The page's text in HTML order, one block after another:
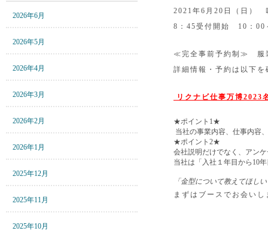
2026年6月
2026年5月
2026年4月
2026年3月
2026年2月
2026年1月
2025年12月
2025年11月
2025年10月
2021年6月20日（日）
8：45受付開始 10：00
≪完全事前予約制≫ 服
詳細情報・予約は以下
リクナビ仕事万博2023
★ポイント1★
当社の事業内容、仕事内容
★ポイント2★
会社説明だけでなく、アン
当社は「入社１年目から10
「金型について教えてほし
まずはブースでお会い